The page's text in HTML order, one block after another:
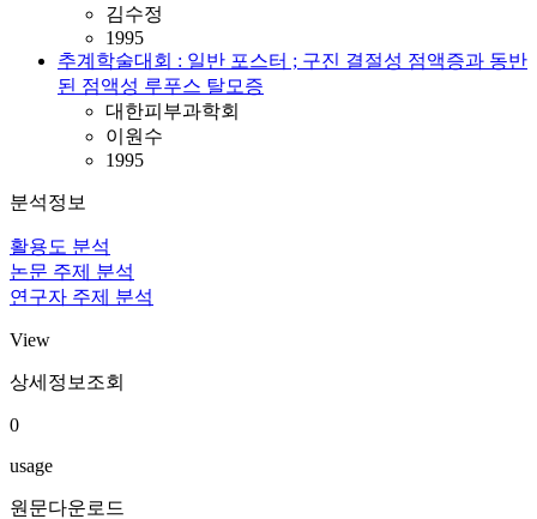
김수정
1995
추계학술대회 : 일반 포스터 ; 구진 결절성 점액증과 동반
된 점액성 루푸스 탈모증
대한피부과학회
이원수
1995
분석정보
활용도 분석
논문 주제 분석
연구자 주제 분석
View
상세정보조회
0
usage
원문다운로드